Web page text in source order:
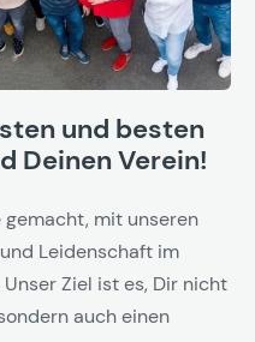
und besten
Deinen Verein!
gemacht, mit unseren
Leidenschaft im
Ziel ist es, Dir nicht
auch einen